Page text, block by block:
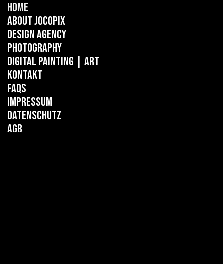
Home
About Jocopix
Design Agency
Photography
Digital Painting | ART
Kontakt
FAQs
Impressum
Datenschutz
AGB